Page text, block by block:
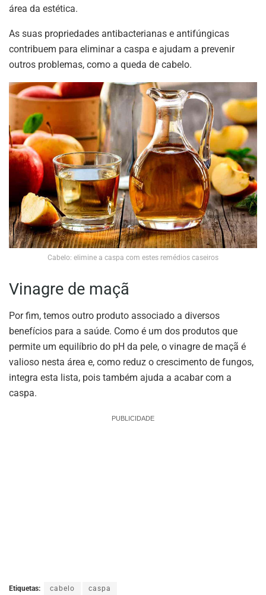
área da estética.
As suas propriedades antibacterianas e antifúngicas
contribuem para eliminar a caspa e ajudam a prevenir
outros problemas, como a queda de cabelo.
Cabelo: elimine a caspa com estes remédios caseiros
Vinagre de maçã
Por fim, temos outro produto associado a diversos
benefícios para a saúde. Como é um dos produtos que
permite um equilíbrio do pH da pele, o vinagre de maçã é
valioso nesta área e, como reduz o crescimento de fungos,
integra esta lista, pois também ajuda a acabar com a
caspa.
PUBLICIDADE
Etiquetas: cabelo caspa